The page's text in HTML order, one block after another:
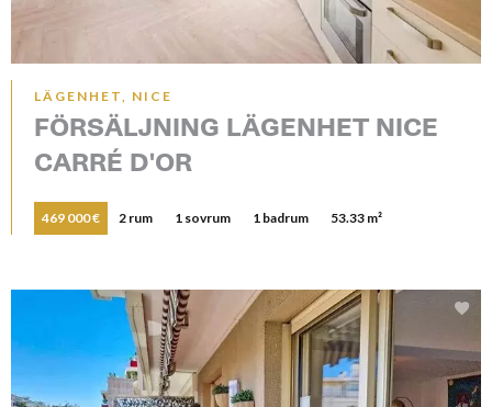
LÄGENHET, NICE
FÖRSÄLJNING LÄGENHET NICE
CARRÉ D'OR
469 000 € 2 rum 1 sovrum 1 badrum 53.33 m²